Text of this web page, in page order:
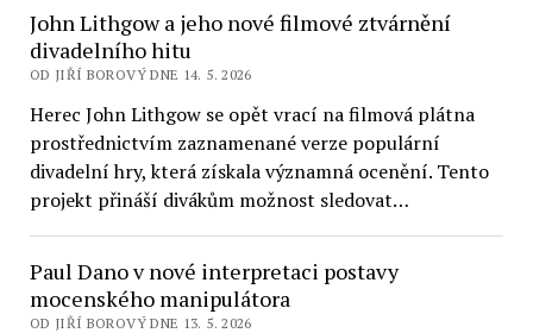
John Lithgow a jeho nové filmové ztvárnění
divadelního hitu
OD JIŘÍ BOROVÝ DNE 14. 5. 2026
Herec John Lithgow se opět vrací na filmová plátna
prostřednictvím zaznamenané verze populární
divadelní hry, která získala významná ocenění. Tento
projekt přináší divákům možnost sledovat…
Paul Dano v nové interpretaci postavy
mocenského manipulátora
OD JIŘÍ BOROVÝ DNE 13. 5. 2026